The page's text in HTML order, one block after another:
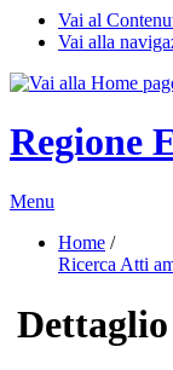
Vai al
Vai alla
Regione
Menu
Home /
Ricerca Atti